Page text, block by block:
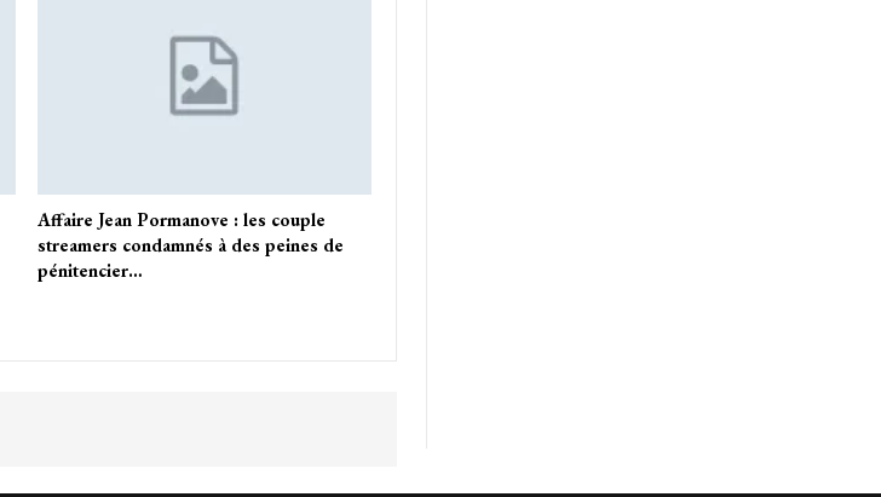
Affaire Jean Pormanove : les couple
streamers condamnés à des peines de
pénitencier…